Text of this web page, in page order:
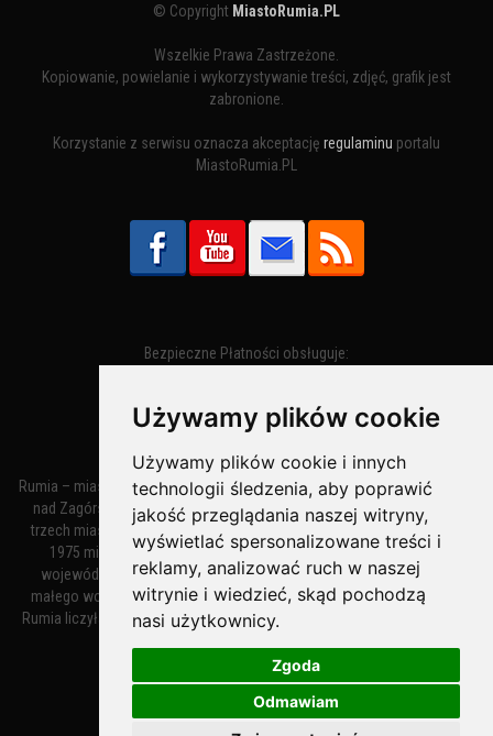
Używamy plików cookie
Używamy plików cookie i innych
technologii śledzenia, aby poprawić
jakość przeglądania naszej witryny,
wyświetlać spersonalizowane treści i
reklamy, analizować ruch w naszej
witrynie i wiedzieć, skąd pochodzą
nasi użytkownicy.
Zgoda
Odmawiam
© Copyright MiastoRumia.PL
Wszelkie Prawa Zastrzeżone.
Kopiowanie, powielanie i wykorzystywanie treści, zdjęć, grafik jest
zabronione.
Korzystanie z serwisu oznacza akceptację regulaminu portalu
MiastoRumia.PL
Bezpieczne Płatności obsługuje:
Rumia – miasto w województwie pomorskim, w powiecie wejherowskim
nad Zagórską Strugą. Z miastami Wejherowem i Redą tworzy zespół
trzech miast zwany Małym Trójmiastem Kaszubskim. W latach 1945–
1975 miasto administracyjnie należało do tak zwanego dużego
województwa gdańskiego, a w latach 1975–1998 do tak zwanego
małego województwa gdańskiego. Według danych z 1 stycznia 2018
Rumia liczyła 48 632 mieszkańców. Jest największym polskim miastem